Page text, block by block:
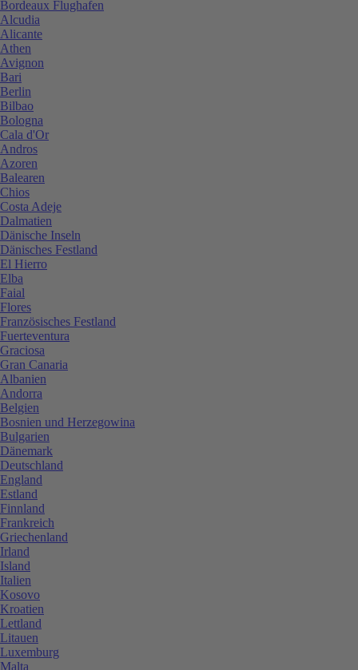
Bordeaux Flughafen
Alcudia
Alicante
Athen
Avignon
Bari
Berlin
Bilbao
Bologna
Cala d'Or
Andros
Azoren
Balearen
Chios
Costa Adeje
Dalmatien
Dänische Inseln
Dänisches Festland
El Hierro
Elba
Faial
Flores
Französisches Festland
Fuerteventura
Graciosa
Gran Canaria
Albanien
Andorra
Belgien
Bosnien und Herzegowina
Bulgarien
Dänemark
Deutschland
England
Estland
Finnland
Frankreich
Griechenland
Irland
Island
Italien
Kosovo
Kroatien
Lettland
Litauen
Luxemburg
Malta